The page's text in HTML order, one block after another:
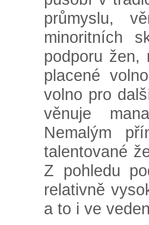
průmyslu,
minoritních
podporu žen,
placené
volno pro
věnuje
Nemalým
talentované
Z pohledu
relativně
a to i ve